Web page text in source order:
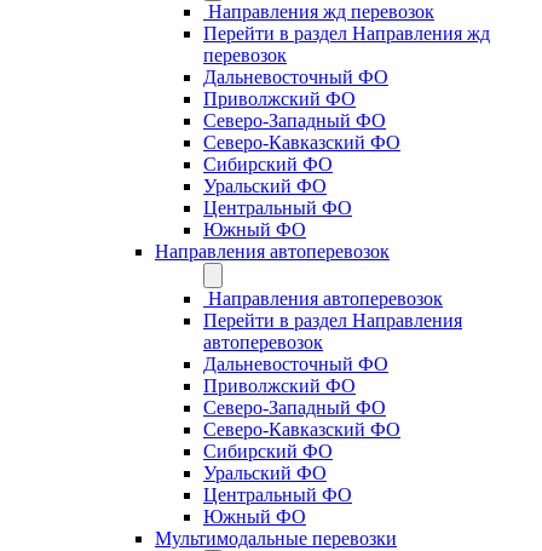
Направления жд перевозок
Перейти в раздел Направления жд
перевозок
Дальневосточный ФО
Приволжский ФО
Северо-Западный ФО
Северо-Кавказский ФО
Сибирский ФО
Уральский ФО
Центральный ФО
Южный ФО
Направления автоперевозок
Направления автоперевозок
Перейти в раздел Направления
автоперевозок
Дальневосточный ФО
Приволжский ФО
Северо-Западный ФО
Северо-Кавказский ФО
Сибирский ФО
Уральский ФО
Центральный ФО
Южный ФО
Мультимодальные перевозки